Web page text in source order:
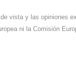
vista y las opiniones
ni la Comisión